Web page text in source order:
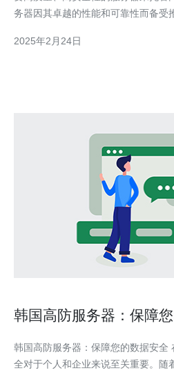
务器因其卓越的性能和可靠性而备受
您详细介绍。 在选择韩国高防服务器之前，首先要明确自己的需
2025年2月24日
韩国高防服务器：保障
韩国高防服务器：保障您的数据安全 在当今数字化时代，数据安
全对于个人和企业来说至关重要。随